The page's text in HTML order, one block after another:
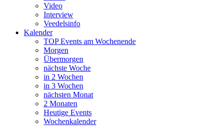
Video
Interview
Veedelsinfo
Kalender
TOP Events am Wochenende
Morgen
Übermorgen
nächste Woche
in 2 Wochen
in 3 Wochen
nächsten Monat
2 Monaten
Heutige Events
Wochenkalender